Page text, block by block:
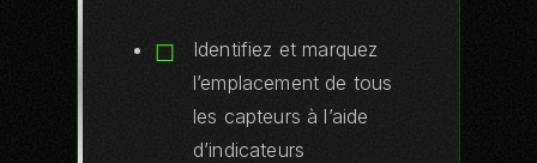
Identifiez et marquez
l’emplacement de tous
les capteurs à l’aide
d’indicateurs